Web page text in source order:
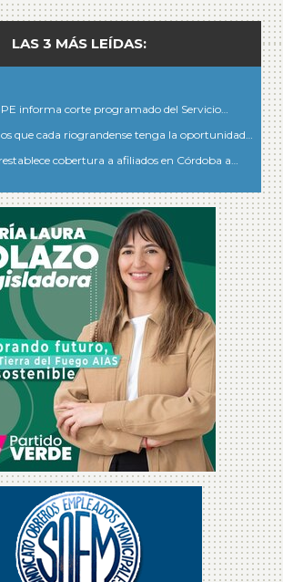
LAS 3 MÁS LEÍDAS:
informa corte programado del Servicio…
que cada riograndense tenga la oportunidad…
cobertura a afiliados en Córdoba a…